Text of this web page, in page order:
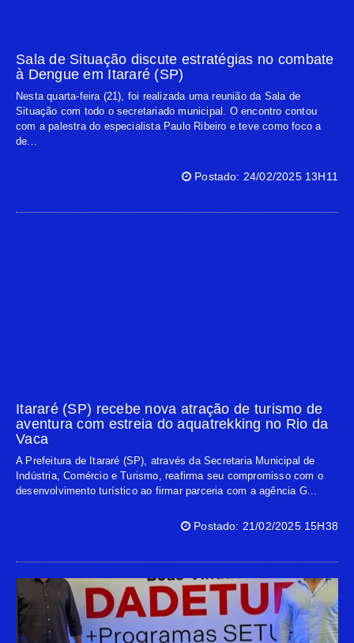
Sala de Situação discute estratégias no combate
à Dengue em Itararé (SP)
Nesta quarta-feira (21), foi realizada uma reunião da Sala de
Situação com todo o secretariado municipal. O encontro contou
com a palestra do especialista Paulo Ribeiro e teve como foco a
de...
Postado: 24/02/2025 13H11
Itararé (SP) recebe nova atração de turismo de
aventura com estreia do aquatrekking no Rio da
Vaca
A Prefeitura de Itararé (SP), através da Secretaria Municipal de
Indústria, Comércio e Turismo, reafirma seu compromisso com o
desenvolvimento turístico ao firmar parceria com a agência G...
Postado: 21/02/2025 15H38